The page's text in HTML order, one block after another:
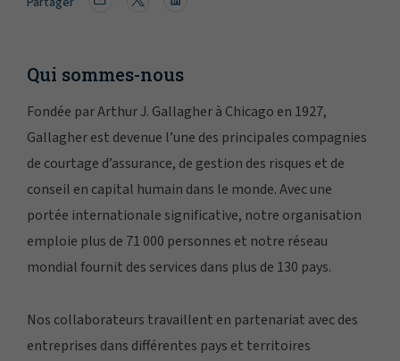
Qui sommes-nous
Fondée par Arthur J. Gallagher à Chicago en 1927,
Gallagher est devenue l’une des principales compagnies
de courtage d’assurance, de gestion des risques et de
conseil en capital humain dans le monde. Avec une
portée internationale significative, notre organisation
emploie plus de 71 000 personnes et notre réseau
mondial fournit des services dans plus de 130 pays.
Nos collaborateurs travaillent en partenariat avec des
entreprises dans différentes pays et territoires